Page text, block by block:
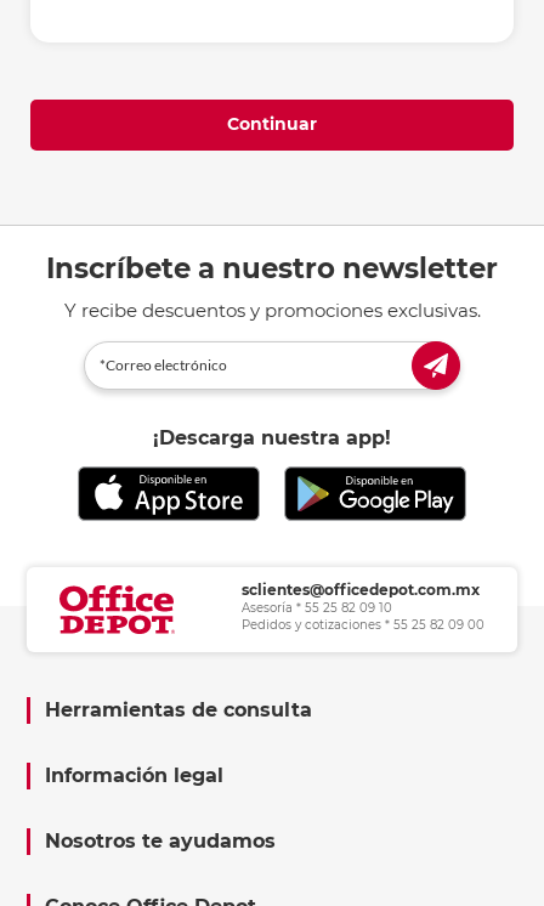
Continuar
Inscríbete a nuestro newsletter
Y recibe descuentos y promociones exclusivas.
¡Descarga nuestra app!
sclientes@officedepot.com.mx
Asesoría * 55 25 82 09 10
Pedidos y cotizaciones * 55 25 82 09 00
Herramientas de consulta
Información legal
Nosotros te ayudamos